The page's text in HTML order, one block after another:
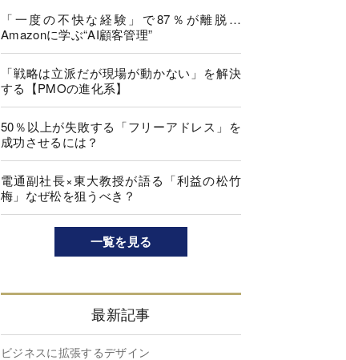
「一度の不快な経験」で87％が離脱…
Amazonに学ぶ“AI顧客管理”
「戦略は立派だが現場が動かない」を解決
する【PMOの進化系】
50％以上が失敗する「フリーアドレス」を
成功させるには？
電通副社長×東大教授が語る「利益の松竹
梅」なぜ松を狙うべき？
一覧を見る
最新記事
ビジネスに拡張するデザイン